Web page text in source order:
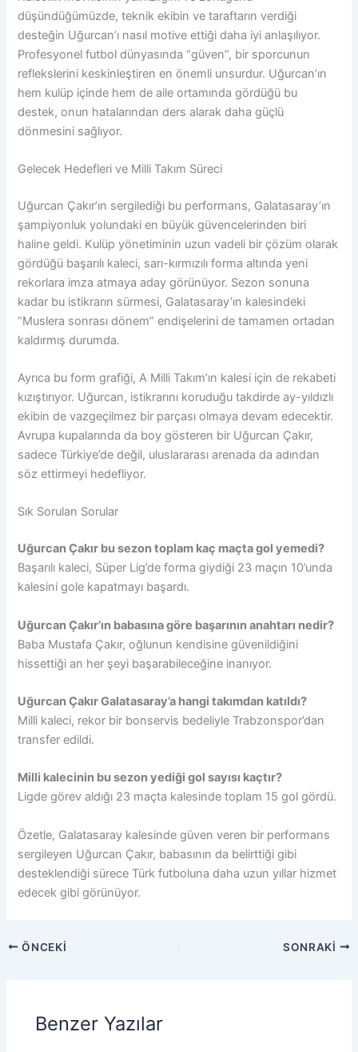
düşündüğümüzde, teknik ekibin ve taraftarın verdiği
desteğin Uğurcan’ı nasıl motive ettiği daha iyi anlaşılıyor.
Profesyonel futbol dünyasında “güven”, bir sporcunun
reflekslerini keskinleştiren en önemli unsurdur. Uğurcan’ın
hem kulüp içinde hem de aile ortamında gördüğü bu
destek, onun hatalarından ders alarak daha güçlü
dönmesini sağlıyor.
Gelecek Hedefleri ve Milli Takım Süreci
Uğurcan Çakır’ın sergilediği bu performans, Galatasaray’ın
şampiyonluk yolundaki en büyük güvencelerinden biri
haline geldi. Kulüp yönetiminin uzun vadeli bir çözüm olarak
gördüğü başarılı kaleci, sarı-kırmızılı forma altında yeni
rekorlara imza atmaya aday görünüyor. Sezon sonuna
kadar bu istikrarın sürmesi, Galatasaray’ın kalesindeki
“Muslera sonrası dönem” endişelerini de tamamen ortadan
kaldırmış durumda.
Ayrıca bu form grafiği, A Milli Takım’ın kalesi için de rekabeti
kızıştırıyor. Uğurcan, istikrarını koruduğu takdirde ay-yıldızlı
ekibin de vazgeçilmez bir parçası olmaya devam edecektir.
Avrupa kupalarında da boy gösteren bir Uğurcan Çakır,
sadece Türkiye’de değil, uluslararası arenada da adından
söz ettirmeyi hedefliyor.
Sık Sorulan Sorular
Uğurcan Çakır bu sezon toplam kaç maçta gol yemedi?
Başarılı kaleci, Süper Lig’de forma giydiği 23 maçın 10’unda
kalesini gole kapatmayı başardı.
Uğurcan Çakır’ın babasına göre başarının anahtarı nedir?
Baba Mustafa Çakır, oğlunun kendisine güvenildiğini
hissettiği an her şeyi başarabileceğine inanıyor.
Uğurcan Çakır Galatasaray’a hangi takımdan katıldı?
Milli kaleci, rekor bir bonservis bedeliyle Trabzonspor’dan
transfer edildi.
Milli kalecinin bu sezon yediği gol sayısı kaçtır?
Ligde görev aldığı 23 maçta kalesinde toplam 15 gol gördü.
Özetle, Galatasaray kalesinde güven veren bir performans
sergileyen Uğurcan Çakır, babasının da belirttiği gibi
desteklendiği sürece Türk futboluna daha uzun yıllar hizmet
edecek gibi görünüyor.
ÖNCEKI SONRAKI
Benzer Yazılar